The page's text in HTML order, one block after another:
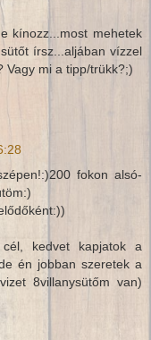
kínozz...most mehetek
írsz...aljában vízzel
Vagy mi a tipp/trükk?;)
fokon alsó-
kedvet kapjatok a
én jobban szeretek a
8villanysütőm van)